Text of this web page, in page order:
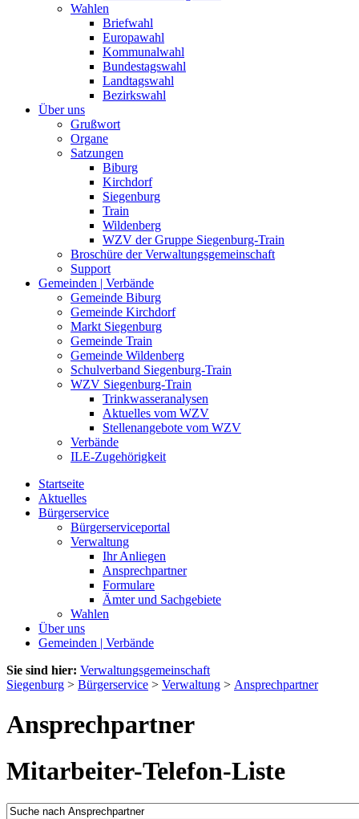
Wahlen
Briefwahl
Europawahl
Kommunalwahl
Bundestagswahl
Landtagswahl
Bezirkswahl
Über uns
Grußwort
Organe
Satzungen
Biburg
Kirchdorf
Siegenburg
Train
Wildenberg
WZV der Gruppe Siegenburg-Train
Broschüre der Verwaltungsgemeinschaft
Support
Gemeinden | Verbände
Gemeinde Biburg
Gemeinde Kirchdorf
Markt Siegenburg
Gemeinde Train
Gemeinde Wildenberg
Schulverband Siegenburg-Train
WZV Siegenburg-Train
Trinkwasseranalysen
Aktuelles vom WZV
Stellenangebote vom WZV
Verbände
ILE-Zugehörigkeit
Startseite
Aktuelles
Bürgerservice
Bürgerserviceportal
Verwaltung
Ihr Anliegen
Ansprechpartner
Formulare
Ämter und Sachgebiete
Wahlen
Über uns
Gemeinden | Verbände
Sie sind hier: Verwaltungsgemeinschaft
Siegenburg > Bürgerservice > Verwaltung > Ansprechpartner
Ansprechpartner
Mitarbeiter-Telefon-Liste